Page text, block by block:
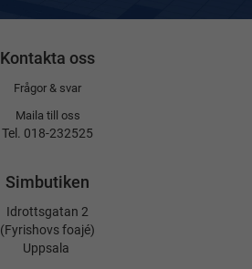
Kontakta oss
Frågor & svar
Maila till oss
Tel. 018-232525
Simbutiken
Idrottsgatan 2
(Fyrishovs foajé)
Uppsala